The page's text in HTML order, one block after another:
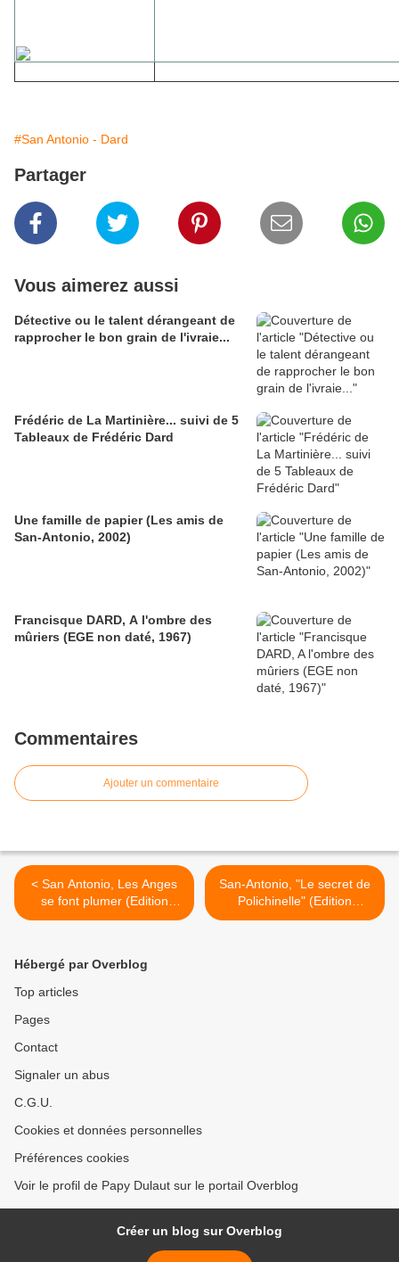
#San Antonio - Dard
Partager
Vous aimerez aussi
Détective ou le talent dérangeant de
rapprocher le bon grain de l'ivraie...
Frédéric de La Martinière... suivi de 5
Tableaux de Frédéric Dard
Une famille de papier (Les amis de
San-Antonio, 2002)
Francisque DARD, A l'ombre des
mûriers (EGE non daté, 1967)
Commentaires
Ajouter un commentaire
< San Antonio, Les Anges
se font plumer (Edition
originale, Fleuve Noir n°
San-Antonio, "Le secret de
Polichinelle" (Edition
originale SP n° 145) >
Hébergé par Overblog
Top articles
Pages
Contact
Signaler un abus
C.G.U.
Cookies et données personnelles
Préférences cookies
Voir le profil de Papy Dulaut sur le portail Overblog
Créer un blog sur Overblog